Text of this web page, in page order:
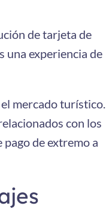
de tarjeta de
una experiencia de
mercado turístico.
con los
de extremo a